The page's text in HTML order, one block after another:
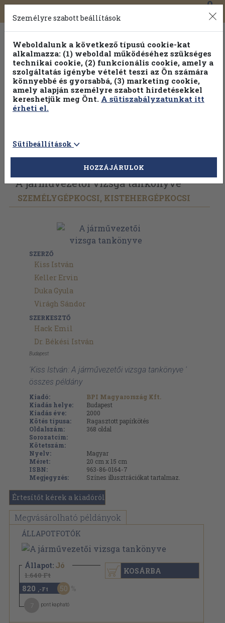
Toggle
navigation
0
Vissza az előző oldalra Válasszon példányt
A járművezetői vizsga tankönyve
SZEMÉLYGÉPKOCSI, KISTEHERGÉPKOCSI
SZERZŐ
Kiss István
Keller Ervin
Duka Gyula
Virágh Sándor
SZERKESZTŐ
Hack Emil
Dr. Békési István
Budapest
'Kiss István: A járművezetői vizsga tankönyve '
összes példány
Kiadó:
BPI Magyarország Kft.
Kiadás helye:
Budapest
Kiadás éve:
2000
Kötés típusa:
Ragasztott papírkötés
Oldalszám:
368 oldal
Sorozatcím:
Kötetszám:
Nyelv:
Magyar
Méret:
20 cm x 15 cm
ISBN:
963-86-0164-7
Megjegyzés:
Színes illusztrációkat tartalmaz.
Értesítőt kérek a kiadóról
Megvásárolható példányok
ÁLLAPOTFOTÓK
Állapot: Jó
1.640 Ft
820 ,-Ft 50
pont kapható
KOSÁRBA
Személyre szabott beállítások
Weboldalunk a következő típusú cookie-kat
alkalmazza: (1) weboldal működéséhez szükséges
technikai cookie, (2) funkcionális cookie, amely a
szolgáltatás igénybe vételét teszi az Ön számára
könnyebbé és gyorsabbá, (3) marketing cookie,
amely alapján személyre szabott hirdetésekkel
kereshetjük meg Önt. A sütiszabályzatunkat itt
érheti el.
Sütibeállítások
HOZZÁJÁRULOK